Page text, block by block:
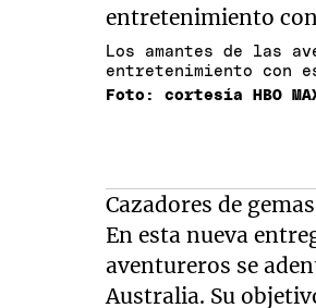
Los amantes de las
entretenimiento con
Foto: cortesía HBO
Cazadores de
En esta nueva
aventureros se
Australia. Su